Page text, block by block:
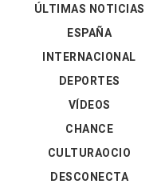
ÚLTIMAS NOTICIAS
ESPAÑA
INTERNACIONAL
DEPORTES
VÍDEOS
CHANCE
CULTURAOCIO
DESCONECTA